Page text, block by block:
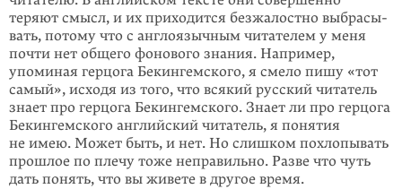
теряют смысл, и их приходится безжалостно выбрасы­
вать, потому что с англоязычным читателем у меня
почти нет общего фоно­вого знания. Например,
упоминая герцога Бекин­гемского, я смело пишу «тот
самый», исходя из того, что всякий русский читатель
знает про герцога Бекин­гем­ского. Знает ли про герцога
Бе­кин­гемского английский читатель, я понятия
не имею. Может быть, и нет. Но слишком похлопывать
прошлое по плечу тоже неправильно. Разве что чуть
дать понять, что вы живете в другое время.